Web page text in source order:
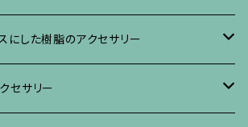
ト
にした樹脂のアクセサリー
セサリー